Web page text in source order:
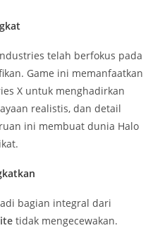
telah berfokus pada
Game ini memanfaatkan
X untuk menghadirkan
realistis, dan detail
ini membuat dunia Halo
bagian integral dari
tidak mengecewakan.